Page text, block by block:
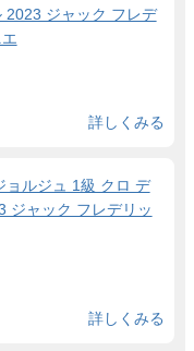
2023 ジャック フレデ
詳しくみる
ョルジュ 1級 クロ デ
ジャック フレデリッ
詳しくみる